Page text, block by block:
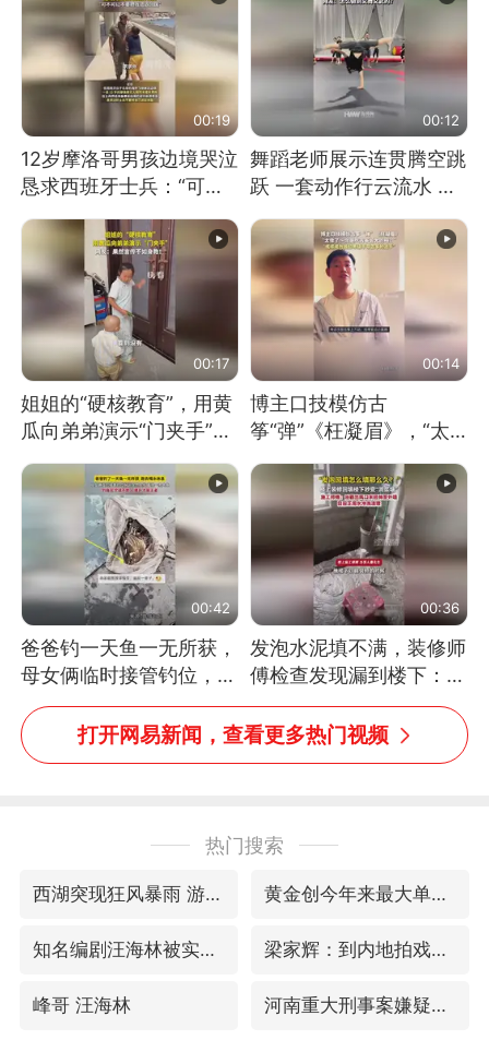
00:19
12岁摩洛哥男孩边境哭泣
恳求西班牙士兵：“可不
00:12
舞蹈老师展示连贯腾空跳
跃 一套动作行云流水 节
到又舞又武的？
00:17
姐姐的“硬核教育”，用黄
瓜向弟弟演示“门夹手”，
教！
00:14
博主口技模仿古
筝“弹”《枉凝眉》，“太
吗？”“或将成为首位考级
不带古筝的选手。”（来
源：新华每日电讯）
00:42
爸爸钓一天鱼一无所获，
母女俩临时接管钓位，用
玩具鱼竿钓上大鱼
00:36
发泡水泥填不满，装修师
傅检查发现漏到楼下：出
风口未延伸到外墙
打开网易新闻，查看更多热门视频
热门搜索
西湖突现狂风暴雨 游客瞬间被浇透 黄金创今年来最大单周涨幅
知名编剧汪海林被实名举报偷税漏税 梁家辉：到内地拍戏不是北上是回归
峰哥 汪海林 河南重大刑事案嫌疑人落网